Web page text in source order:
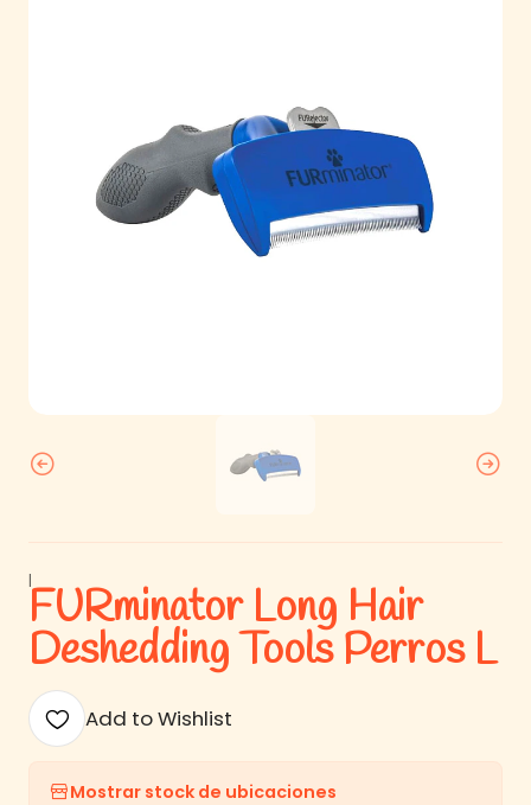
|
FURminator Long Hair
Deshedding Tools Perros L
Add to Wishlist
Mostrar stock de ubicaciones